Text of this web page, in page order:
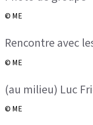
© ME
Rencontre avec
© ME
(au milieu) Luc
© ME